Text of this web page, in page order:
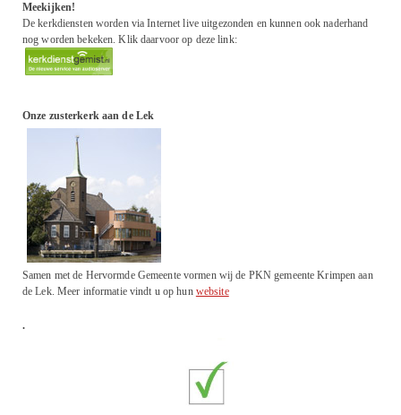
Meekijken!
De kerkdiensten worden via Internet live uitgezonden en kunnen ook naderhand
nog worden bekeken. Klik daarvoor op deze link:
Onze zusterkerk aan de Lek
Samen met de Hervormde Gemeente vormen wij de PKN gemeente Krimpen aan
de Lek. Meer informatie vindt u op hun website
.